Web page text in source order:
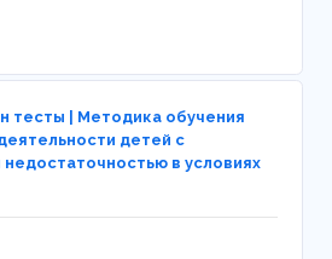
тесты | Методика обучения
детей с
недостаточностью в условиях